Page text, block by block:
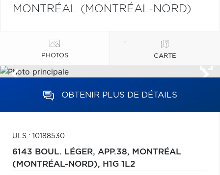
MONTRÉAL (MONTRÉAL-NORD)
PHOTOS CARTE
OBTENIR PLUS DE DÉTAILS
ULS : 10188530
6143 BOUL. LÉGER, APP.38, MONTRÉAL
(MONTRÉAL-NORD), H1G 1L2